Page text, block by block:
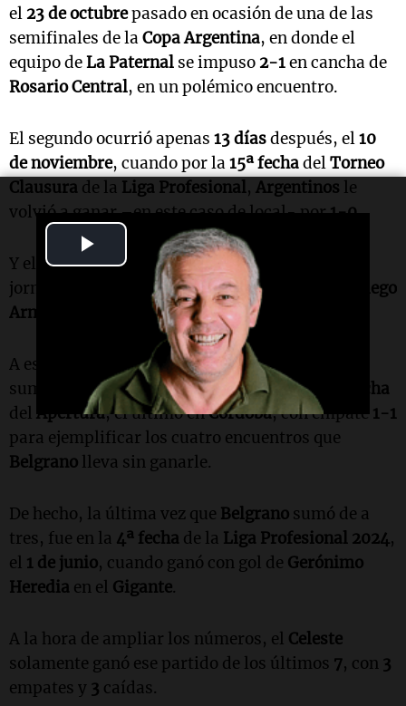
Video
el 23 de octubrepasado en ocasión de una de las
semifinales de laCopa Argentina, en donde el
equipo deLa Paternal se impuso 2-1en cancha de
Rosario Central, en un polémico encuentro.
El segundo ocurrió apenas 13 díasdespués, el10
de noviembre, cuando por la15ª fechadelTorneo
Clausura de la Liga Profesional, Argentinos le
volvió a ganar –en este caso de local- por1-0.
Y el tercero fue este año, el 3 de febrero
jornada
Torneo Apertura , también en el
Diego
Armando Maradonacon un empate en cero.
A esos tres encuentros referenciados, hay que
sumarle el del27 de abril de 2025, por la
15ª fecha
del Apertura, el último enCórdoba, con empate1-1
para ejemplificar los cuatro encuentros que
Belgrano lleva sin ganarle.
De hecho, la última vez que Belgrano sumó de a
tres, fue en la 4ª fecha de la Liga Profesional 2024,
el 1 de junio, cuando ganó con gol de Gerónimo
Heredia en el Gigante.
A la hora de ampliar los números, el Celeste
solamente ganó ese partido de los últimos 7, con 3
empates y 3 caídas.